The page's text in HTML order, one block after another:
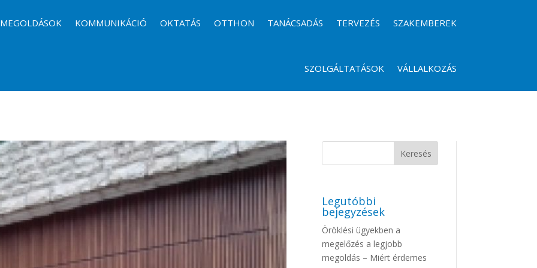
KOMMUNIKÁCIÓ OKTATÁS OTTHON TANÁCSADÁS TERVEZÉS SZAKEMBEREK
SZOLGÁLTATÁSOK VÁLLALKOZÁS
Legutóbbi
bejegyzések
Öröklési ügyekben a
megelőzés a legjobb
megoldás – Miért érdemes